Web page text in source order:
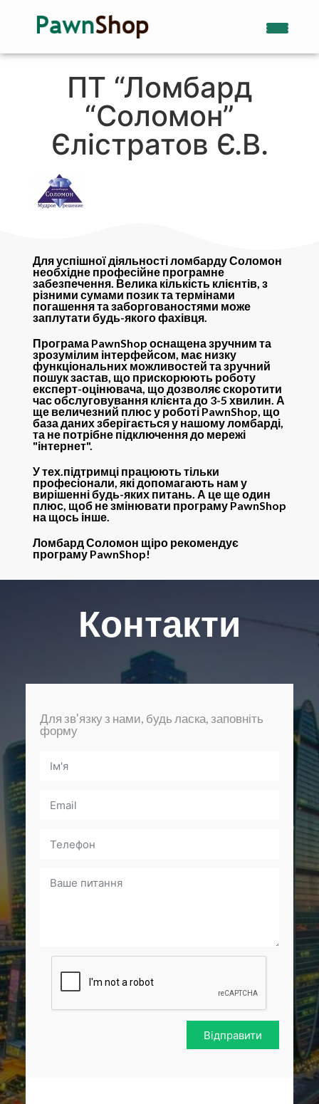
ПТ “Ломбард
“Соломон”
Єлістратов Є.В.
Для успішної діяльності ломбарду Соломон
необхідне професійне програмне
забезпечення. Велика кількість клієнтів, з
різними сумами позик та термінами
погашення та заборгованостями може
заплутати будь-якого фахівця.
Програма PawnShop оснащена зручним та
зрозумілим інтерфейсом, має низку
функціональних можливостей та зручний
пошук застав, що прискорюють роботу
експерт-оцінювача, що дозволяє скоротити
час обслуговування клієнта до 3-5 хвилин. А
ще величезний плюс у роботі PawnShop, що
база даних зберігається у нашому ломбарді,
та не потрібне підключення до мережі
"інтернет".
У тех.підтримці працюють тільки
професіонали, які допомагають нам у
вирішенні будь-яких питань. А це ще один
плюс, щоб не змінювати програму PawnShop
на щось інше.
Ломбард Соломон щіро рекомендує
програму PawnShop!
Контакти
Для зв'язку з нами, будь ласка, заповніть
форму
Відправити